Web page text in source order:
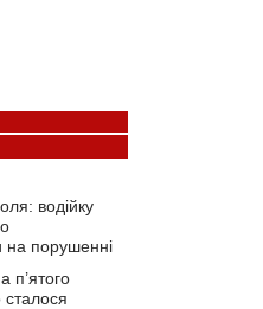
водійку
на порушенні
п’ятого
сталося